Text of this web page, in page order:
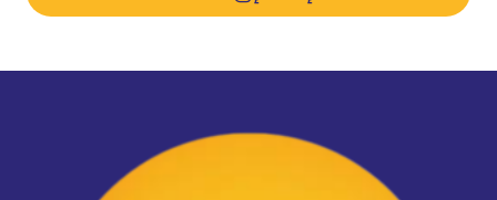
د.م. 150,00.
د.م. 120,00.